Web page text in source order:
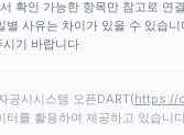
확인 가능한 항목만 참고로 연
별 사유는 차이가 있을 수 있습니
기 바랍니다.
공시시스템 오픈DART(https://
터를 활용하여 제공하고 있습니